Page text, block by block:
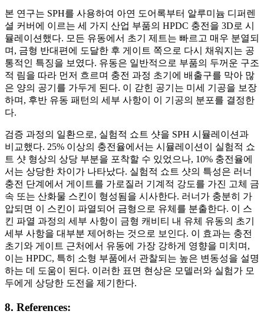
본 연구는 SPH를 사용하여 아연 도어록부터 알루미늄 디퍼렌
셜 커버에 이르는 세 가지 산업 부품의 HPDC 충전을 3D로 시
뮬레이션했다. 모든 유동에서 초기 제트는 빠르고 매우 분열되
며, 금형 반대편에 도달한 후 게이트 쪽으로 다시 채워지는 공
통적인 특징을 보였다. 유동은 일반적으로 부품의 두꺼운 구조
적 림을 따라 먼저 흐르며 충전 과정 초기에 배출구를 막아 많
은 양의 공기를 가두게 된다. 이 갇힌 공기는 미세 기공을 보장
하며, 후반 유동 패턴의 세부 사항이 이 기공의 분포를 결정한
다.
검증 과정의 일환으로, 실험적 쇼트 샷을 SPH 시뮬레이션과
비교했다. 25% 이상의 충전율에서는 시뮬레이션이 실험적 쇼
트 샷 형상의 상당 부분을 포착할 수 있었으나, 10% 충전율에
서는 상당한 차이가 나타났다. 실험적 쇼트 샷의 특성은 러너
충전 단계에서 게이트를 가로질러 기계적 강도를 가진 고체 금
속 또는 산화물 스킨이 형성됨을 시사한다. 러너가 충분히 가
압되면 이 스킨이 파열되어 금형으로 유체를 분출한다. 이 스
킨 파열 과정의 세부 사항이 금형 캐비티 내 유체 유동의 초기
세부 사항을 대부분 제어하는 것으로 보인다. 이 효과는 충전
초기와 게이트 근처에서 유동에 가장 강하게 영향을 미치며,
이는 HPDC, 특히 소형 부품에서 관찰되는 높은 변동성을 설명
하는 데 도움이 된다. 이러한 표면 현상은 모델러와 실험가 모
두에게 상당한 도전을 제기한다.
8. References: